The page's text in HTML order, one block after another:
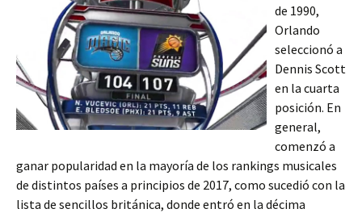
de 1990,
Orlando
seleccionó a
Dennis Scott
en la cuarta
posición. En
general,
comenzó a
ganar popularidad en la mayoría de los rankings musicales
de distintos países a principios de 2017, como sucedió con la
lista de sencillos británica, donde entró en la décima